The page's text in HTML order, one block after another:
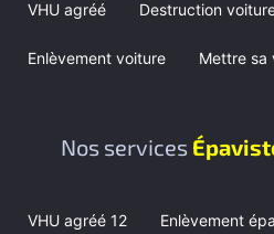
VHU agréé Destruction
Enlèvement voiture Mettre sa
Nos services
VHU agréé 12 Enlèvement